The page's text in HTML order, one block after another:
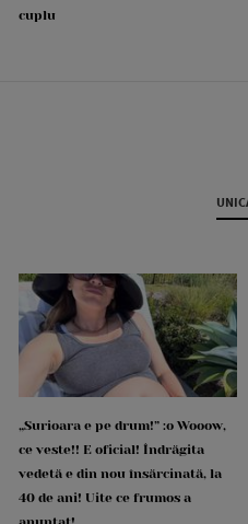
cuplu
„Surioara e pe drum!” :o Wooow,
ce veste!! E oficial! Îndrăgita
vedetă e din nou însărcinată, la
40 de ani! Uite ce frumos a